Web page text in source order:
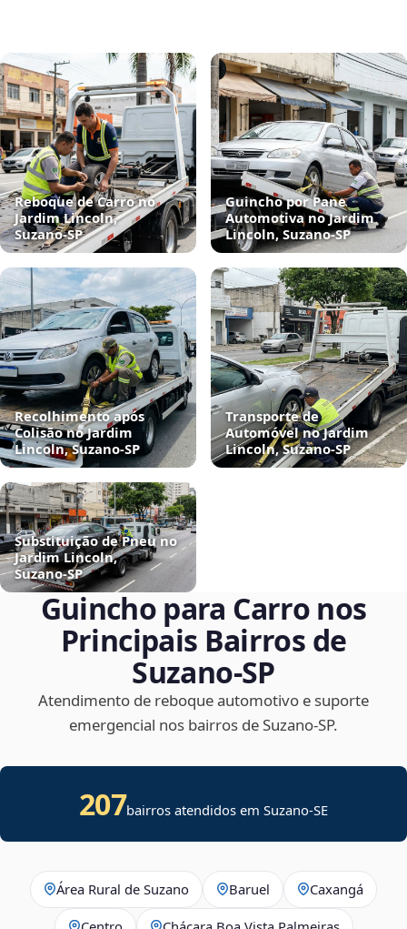
Reboque de Carro no
Jardim Lincoln,
Suzano‑SP
Guincho por Pane
Automotiva no Jardim
Lincoln, Suzano‑SP
Recolhimento após
Colisão no Jardim
Lincoln, Suzano‑SP
Transporte de
Automóvel no Jardim
Lincoln, Suzano‑SP
Substituição de Pneu no
Jardim Lincoln,
Suzano‑SP
Guincho para Carro nos
Principais Bairros de
Suzano‑SP
Atendimento de reboque automotivo e suporte
emergencial nos bairros de Suzano‑SP.
207bairros atendidos emSuzano-SE
Área Rural de Suzano Baruel Caxangá